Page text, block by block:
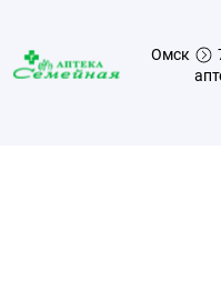
Перейти к основному
Омск